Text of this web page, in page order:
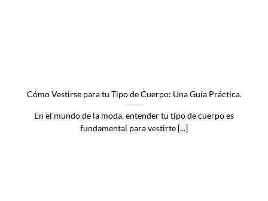
Cómo Vestirse para tu Tipo de Cuerpo: Una Guía Práctica.
En el mundo de la moda, entender tu tipo de cuerpo es
fundamental para vestirte [...]